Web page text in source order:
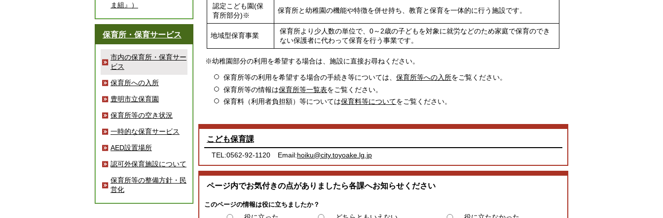
ま組』）
保育所・保育サービス
市内の保育所・保育サー
ビス
保育所への入所
豊明市立保育園
保育所等の空き状況
一時的な保育サービス
AED設置場所
認可外保育施設について
保育所等の整備方針・民
営化
認定こども園(保
育所部分)※
保育所と幼稚園の機能や特徴を併せ持ち、教育と保育を一体的に行う施設です。
地域型保育事業
保育所より少人数の単位で、0～2歳の子どもを対象に就労などのため家庭で保育のでき
ない保護者に代わって保育を行う事業です。
※幼稚園部分の利用を希望する場合は、施設に直接お尋ねください。
保育所等の利用を希望する場合の手続き等については、保育所等への入所をご覧ください。
保育所等の情報は保育所等一覧表をご覧ください。
保育料（利用者負担額）等については保育料等についてをご覧ください。
こども保育課
TEL:0562-92-1120 Email:hoiku@city.toyoake.lg.jp
ページ内でお気付きの点がありましたら各課へお知らせください
このページの情報は役に立ちましたか？